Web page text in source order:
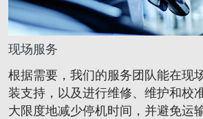
现场服务
根据需要，我们的服务团队能在现
装支持，以及进行维修、维护和校
大限度地减少停机时间，并避免运